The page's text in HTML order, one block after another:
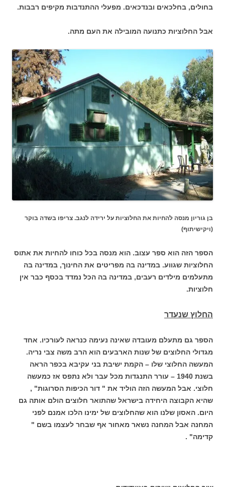
בחולים, בחלכאים ובנדכאים. מפעלי ההתנדבות מקיפים רבבות.
אבל החלוציות כתנועה המובילה את העם מתה.
בן גוריון מנסה להחיות את החלוציות על ירידה לנגב. צריפו בשדה בוקר
(ויקישיתוף)
הספר הזה הוא ספר עצוב. הוא מנסה בכל כוחו להחיות את אתוס
החלוציות שגווע. במדינה בה מפריטים את החינוך, במדינה בה
מתעלמים מילדים רעבים, במדינה בה הכל נמדד בכסף כבר אין
חלוציות.
החלוץ שנעדר
הספר גם מתעלם מעובדה שאינה נעימה כנראה לעורכיו. אחד
מגדולי החלוצים של שנות הארבעים הוא הרב משה צבי נריה.
המעשה החלוצי שלו – הקמת ישיבת בני עקיבא בכפר הראה
בשנת 1940 – עורר התנגדות מכל עבר ולא נתפס אז כמעשה
חלוצי. אבל המעשה הזה הוליד את " דור הכיפות הסרוגות" ,
שהיא הקבוצה היחידה בישראל שהתואר חלוצים הולם אותה גם
היום. האסון שלנו הוא שהחלוצים של ימינו הלכו אמנם לפני
המחנה אבל המחנה נשאר מאחור אף שבחר לעצמו בשם "
קדימה" .